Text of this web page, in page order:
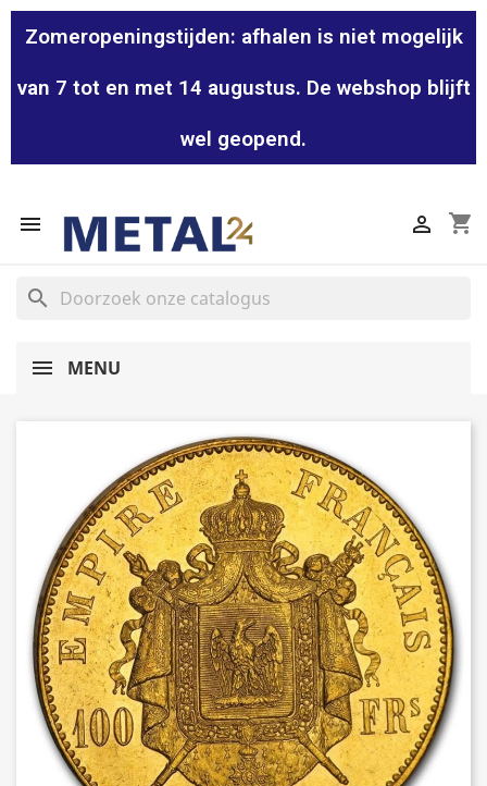
Zomeropeningstijden: afhalen is niet mogelijk
van 7 tot en met 14 augustus. De webshop blijft
wel geopend.
 shopping_cart

search
MENU